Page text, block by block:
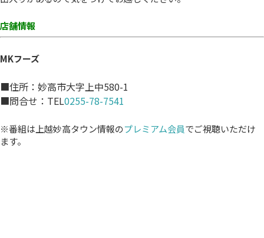
店舗情報
MKフーズ
■住所：妙高市大字上中580-1
■問合せ：TEL0255-78-7541
※番組は上越妙高タウン情報のプレミアム会員でご視聴いただけ
ます。